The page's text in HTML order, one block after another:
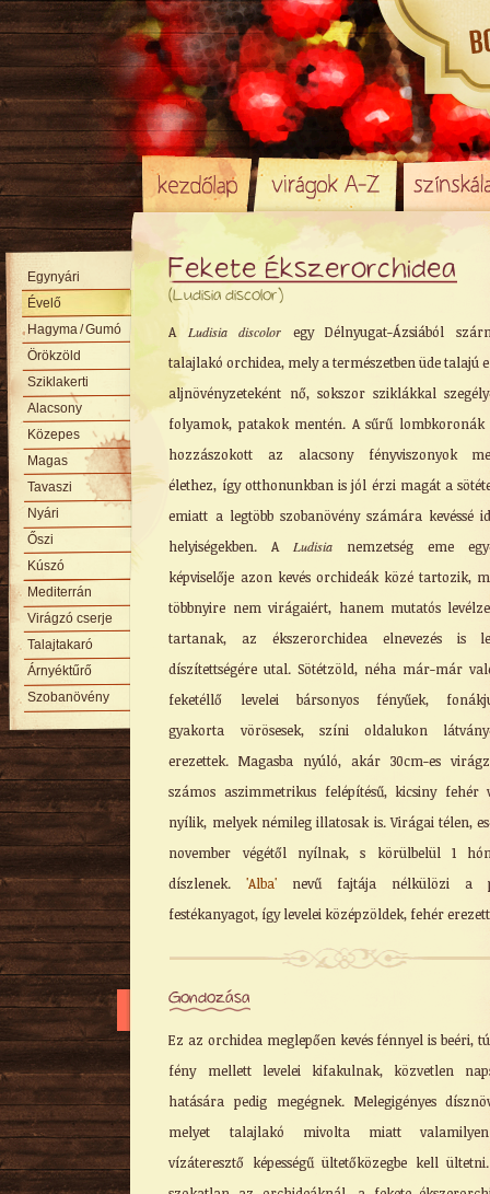
Fekete Ékszerorchidea
(Ludisia discolor)
A Ludisia discolor egy Délnyugat-Ázsiából
talajlakó orchidea, mely a természetben üde talajú
aljnövényzeteként nő, sokszor sziklákkal
folyamok, patakok mentén. A sűrű lombkoronák
hozzászokott az alacsony fényviszonyok
élethez, így otthonunkban is jól érzi magát a
emiatt a legtöbb szobanövény számára kevéssé
helyiségekben. A Ludisia nemzetség eme
képviselője azon kevés orchideák közé tartozik,
többnyire nem virágaiért, hanem mutatós
tartanak, az ékszerorchidea elnevezés is
díszítettségére utal. Sötétzöld, néha már-már
feketéllő levelei bársonyos fényűek,
gyakorta vörösesek, színi oldalukon
erezettek. Magasba nyúló, akár 30cm-es
számos aszimmetrikus felépítésű, kicsiny fehér
nyílik, melyek némileg illatosak is. Virágai télen,
november végétől nyílnak, s körülbelül 1
díszlenek.'Alba' nevű fajtája nélkülözi a
festékanyagot, így levelei középzöldek, fehér
Gondozása
Ez az orchidea meglepően kevés fénnyel is beéri,
fény mellett levelei kifakulnak, közvetlen
hatására pedig megégnek. Melegigényes
melyet talajlakó mivolta miatt
vízáteresztő képességű ültetőközegbe kell
Egynyári
Évelő
Hagyma/ Gumó
Örökzöld
Sziklakerti
Alacsony
Közepes
Magas
Tavaszi
Nyári
Őszi
Kúszó
Mediterrán
Virágzó cserje
Talajtakaró
Árnyéktűrő
Szobanövény